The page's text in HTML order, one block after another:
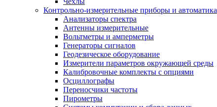
Контрольно-измерительные приборы и автоматика
Анализаторы спектра
Антенны измерительные
Вольтметры и амперметры
Генераторы сигналов
Геодезическое оборудование
Измерители параметров окружающей среды
Калибровочные комплекты с опциями
Осциллографы
Переносчики частоты
Пирометры